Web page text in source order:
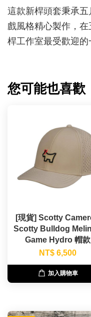
這款新桿頭套秉承
戲風格精心製作，
桿工作室最受歡迎的
您可能也喜歡
[現貨] Scotty
Scotty Bulldog
Game Hydro 帽款
NT$ 6,500
加入購物車